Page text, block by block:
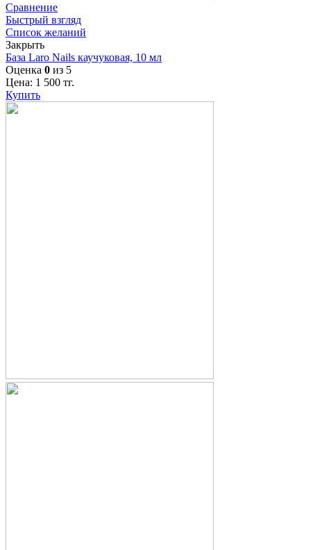
Сравнение
Быстрый взгляд
Список желаний
Закрыть
База Laro Nails каучуковая, 10 мл
Оценка 0 из 5
Цена: 1 500 тг.
Купить